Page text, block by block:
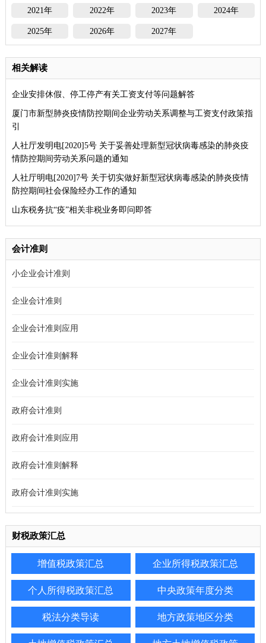
2021年 2022年 2023年 2024年
2025年 2026年 2027年
相关解读
企业安排休假、停工停产有关工资支付等问题解答
厦门市新型肺炎疫情防控期间企业劳动关系调整与工资支付政策指
引
人社厅发明电[2020]5号 关于妥善处理新型冠状病毒感染的肺炎疫
情防控期间劳动关系问题的通知
人社厅明电[2020]7号 关于切实做好新型冠状病毒感染的肺炎疫情
防控期间社会保险经办工作的通知
山东税务抗“疫”相关非税业务即问即答
会计准则
小企业会计准则
企业会计准则
企业会计准则应用
企业会计准则解释
企业会计准则实施
政府会计准则
政府会计准则应用
政府会计准则解释
政府会计准则实施
财税政策汇总
增值税政策汇总 企业所得税政策汇总
个人所得税政策汇总 中央政策年度分类
税法分类导读 地方政策地区分类